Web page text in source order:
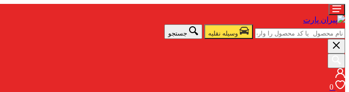
وسیله نقلیه جستجو
0